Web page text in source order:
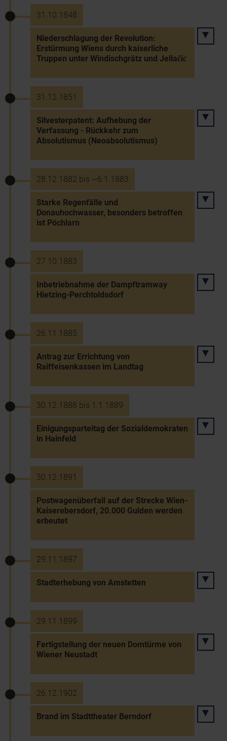
31.10.1848
Niederschlagung der Revolution:
Erstürmung Wiens durch kaiserliche
Truppen unter Windischgrätz und Jellačić
31.12.1851
Silvesterpatent: Aufhebung der
Verfassung - Rückkehr zum
Absolutismus (Neoabsolutismus)
28.12.1882 bis ~6.1.1883
Starke Regenfälle und
Donauhochwasser, besonders betroffen
ist Pöchlarn
27.10.1883
Inbetriebnahme der Dampftramway
Hietzing-Perchtoldsdorf
26.11.1885
Antrag zur Errichtung von
Raiffeisenkassen im Landtag
30.12.1888 bis 1.1.1889
Einigungsparteitag der Sozialdemokraten
in Hainfeld
30.12.1891
Postwagenüberfall auf der Strecke Wien-
Kaiserebersdorf, 20.000 Gulden werden
erbeutet
29.11.1897
Stadterhebung von Amstetten
29.11.1899
Fertigstellung der neuen Domtürme von
Wiener Neustadt
26.12.1902
Brand im Stadttheater Berndorf